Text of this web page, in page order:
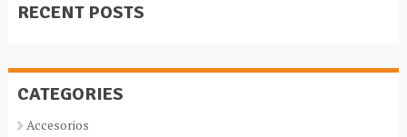
RECENT POSTS
CATEGORIES
Accesorios